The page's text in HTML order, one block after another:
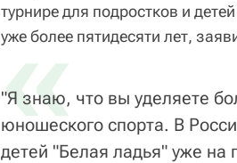
турнире для подростков и
уже более пятидесяти лет,
«
"Я знаю, что вы уделяете
юношеского спорта. В
детей "Белая ладья" уже на